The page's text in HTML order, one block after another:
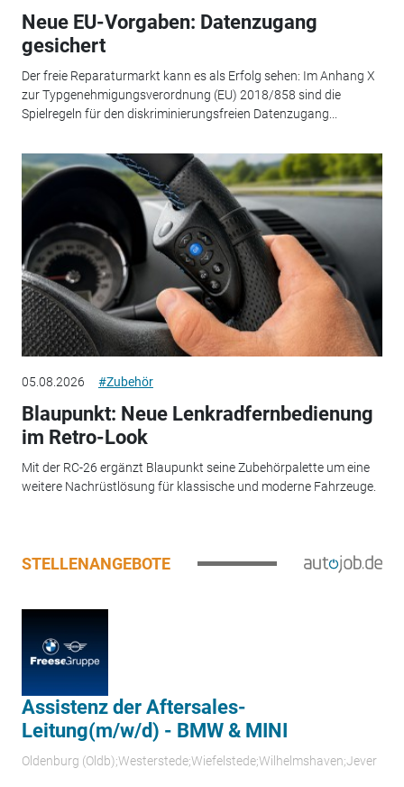
Neue EU-Vorgaben: Datenzugang
gesichert
Der freie Reparaturmarkt kann es als Erfolg sehen: Im Anhang X
zur Typgenehmigungsverordnung (EU) 2018/858 sind die
Spielregeln für den diskriminierungsfreien Datenzugang...
05.08.2026 #Zubehör
Blaupunkt: Neue Lenkradfernbedienung
im Retro-Look
Mit der RC-26 ergänzt Blaupunkt seine Zubehörpalette um eine
weitere Nachrüstlösung für klassische und moderne Fahrzeuge.
STELLENANGEBOTE
Assistenz der Aftersales-
Leitung(m/w/d) - BMW & MINI
Oldenburg (Oldb);Westerstede;Wiefelstede;Wilhelmshaven;Jever